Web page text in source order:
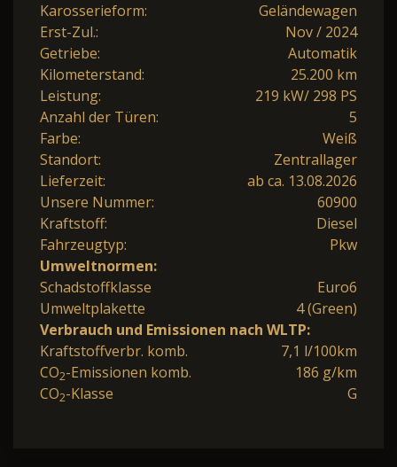
Karosserieform:
Geländewagen
Erst-Zul.:
Nov / 2024
Getriebe:
Automatik
Kilometerstand:
25.200 km
Leistung:
219 kW/ 298 PS
Anzahl der Türen:
5
Farbe:
Weiß
Standort:
Zentrallager
Lieferzeit:
ab ca. 13.08.2026
Unsere Nummer:
60900
Kraftstoff:
Diesel
Fahrzeugtyp:
Pkw
Umweltnormen:
Schadstoffklasse
Euro6
Umweltplakette
4 (Green)
Verbrauch und Emissionen nach WLTP:
Kraftstoffverbr. komb.
7,1 l/100km
CO2-Emissionen komb.
186 g/km
CO2-Klasse G